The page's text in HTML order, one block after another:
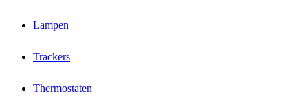
Lampen
Trackers
Thermostaten